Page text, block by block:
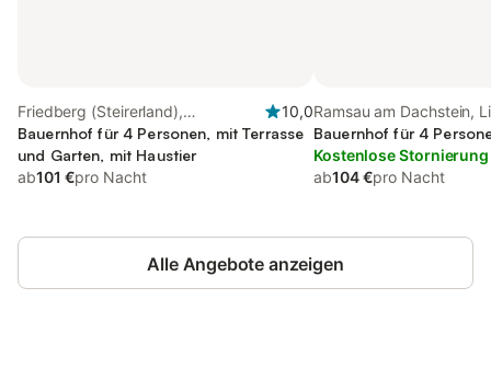
Friedberg (Steirerland),
Oststeiermark
10,0
Bauernhof für 4 Personen, mit Terrasse
und Garten, mit Haustier
ab101 €pro Nacht
Ramsau am Dachstein,
Umgebung
Bauernhof für 4
Kostenlose Stornierung
ab104 €pro Nacht
Alle Angebote anzeigen